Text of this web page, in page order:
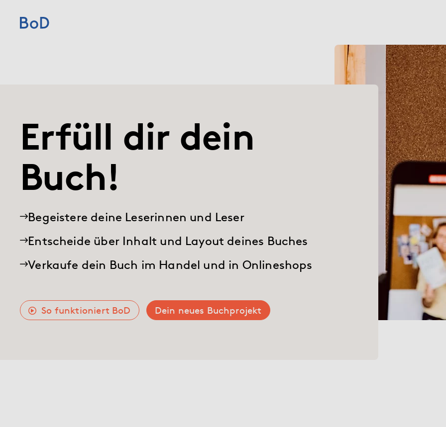
Über uns
Blog
Erfüll dir dein
Buch!
Begeistere deine Leserinnen und Leser
Entscheide über Inhalt und Layout deines Buches
Verkaufe dein Buch im Handel und in Onlineshops
So funktioniert BoD Dein neues Buchprojekt